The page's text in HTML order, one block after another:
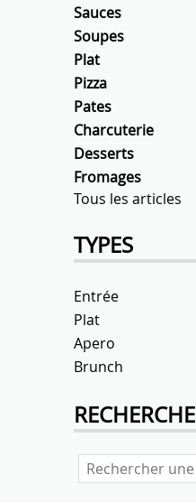
Sauces
Soupes
Plat
Pizza
Pates
Charcuterie
Desserts
Fromages
Tous les articles
TYPES
Entrée
Plat
Apero
Brunch
RECHERCHE